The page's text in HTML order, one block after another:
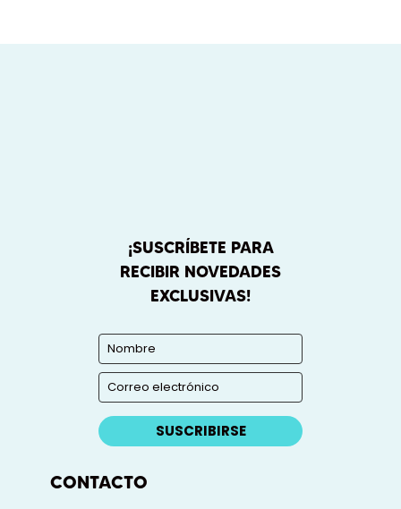
¡SUSCRÍBETE PARA
RECIBIR NOVEDADES
EXCLUSIVAS!
SUSCRIBIRSE
CONTACTO